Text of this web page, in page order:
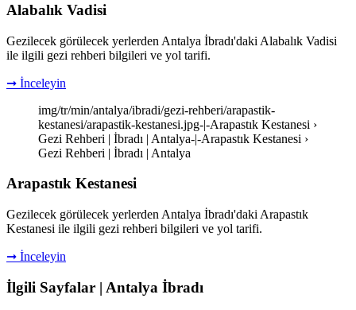
Alabalık Vadisi
Gezilecek görülecek yerlerden Antalya İbradı'daki Alabalık Vadisi
ile ilgili gezi rehberi bilgileri ve yol tarifi.
➞ İnceleyin
img/tr/min/antalya/ibradi/gezi-rehberi/arapastik-
kestanesi/arapastik-kestanesi.jpg-|-Arapastık Kestanesi ›
Gezi Rehberi | İbradı | Antalya-|-Arapastık Kestanesi ›
Gezi Rehberi | İbradı | Antalya
Arapastık Kestanesi
Gezilecek görülecek yerlerden Antalya İbradı'daki Arapastık
Kestanesi ile ilgili gezi rehberi bilgileri ve yol tarifi.
➞ İnceleyin
İlgili Sayfalar | Antalya İbradı